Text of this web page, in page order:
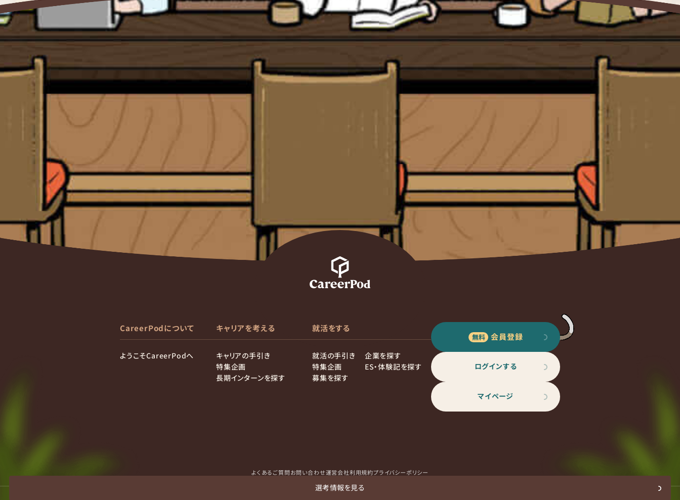
選考情報を見る
CareerPodについて
ようこそCareerPodへ
キャリアを考える
キャリアの手引き
特集企画
長期インターンを探す
就活をする
就活の手引き
特集企画
募集を探す
企業を探す
ES・体験記を探す
会員登録
ログインする
マイページ
よくあるご質問お問い合わせ運営会社利用規約プライバシーポリシー